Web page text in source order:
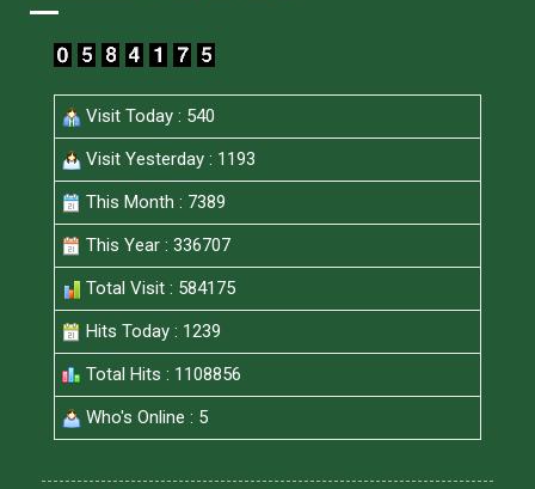
Visit Today : 540
Visit Yesterday : 1193
This Month : 7389
This Year : 336707
Total Visit : 584175
Hits Today : 1239
Total Hits : 1108856
Who's Online : 5